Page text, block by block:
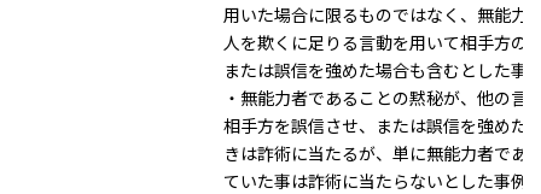
用いた場合に限るものではなく、無能力
人を欺くに足りる言動を用いて相手方の
または誤信を強めた場合も含むとした事
・無能力者であることの黙秘が、他の言
相手方を誤信させ、または誤信を強めた
きは詐術に当たるが、単に無能力者であ
ていた事は詐術に当たらないとした事例